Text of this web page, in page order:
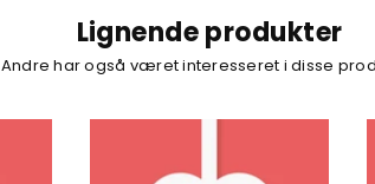
Lignende produkter
Andre har også været interesseret i disse